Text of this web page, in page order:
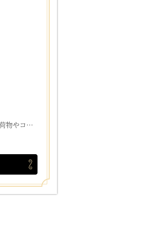
ホテル内のクロークにてお客様の手荷物やコート等をお預かりするお仕事です。